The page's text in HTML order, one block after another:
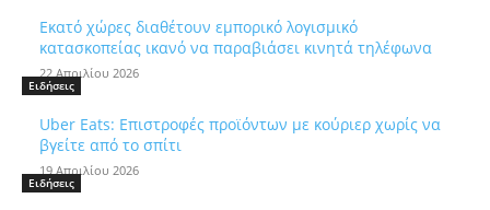
Εκατό χώρες διαθέτουν εμπορικό λογισμικό
κατασκοπείας ικανό να παραβιάσει κινητά τηλέφωνα
22 Απριλίου 2026
Ειδήσεις
Uber Eats: Επιστροφές προϊόντων με κούριερ χωρίς να
βγείτε από το σπίτι
19 Απριλίου 2026
Ειδήσεις